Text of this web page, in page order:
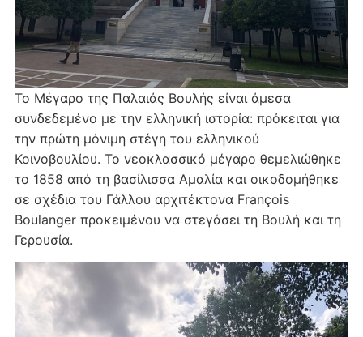
Το Μέγαρο της Παλαιάς Βουλής είναι άμεσα
συνδεδεμένο με την ελληνική ιστορία: πρόκειται για
την πρώτη μόνιμη στέγη του ελληνικού
Κοινοβουλίου. Το νεοκλασσικό μέγαρο θεμελιώθηκε
το 1858 από τη βασίλισσα Αμαλία και οικοδομήθηκε
σε σχέδια του Γάλλου αρχιτέκτονα François
Boulanger προκειμένου να στεγάσει τη Βουλή και τη
Γερουσία.